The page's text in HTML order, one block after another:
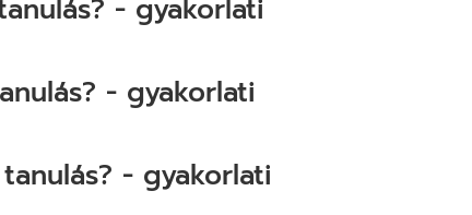
- gyakorlati
- gyakorlati
- gyakorlati